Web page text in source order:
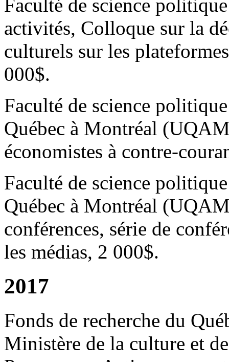
Faculté de science
activités, Colloque sur la
culturels sur les
000$.
Faculté de science
Québec à Montréal
économistes à contre-
Faculté de science
Québec à Montréal
conférences, série de
les médias, 2 000$.
2017
Fonds de recherche du
Ministère de la culture et